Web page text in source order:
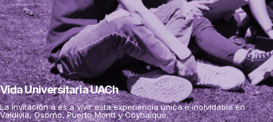
Vida Universitaria UACh
La invitación a es a vivir esta experiencia única e inolvidable en
Valdivia, Osorno, Puerto Montt y Coyhaique.